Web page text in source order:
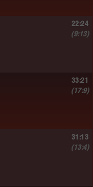
22:24
(9:13)
33:21
(17:9)
31:13
(13:4)